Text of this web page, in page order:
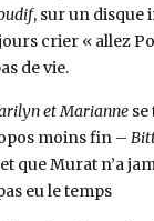
, sur un disque
crier « allez
de vie.
et Mariannese
moins fin –
que Murat n’a
eu le temps